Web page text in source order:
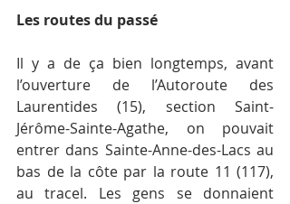
Les routes du passé
Il y a de ça bien longtemps, avant
l’ouverture de l’Autoroute des
Laurentides (15), section Saint-
Jérôme-Sainte-Agathe, on pouvait
entrer dans Sainte-Anne-des-Lacs au
bas de la côte par la route 11 (117),
au tracel. Les gens se donnaient